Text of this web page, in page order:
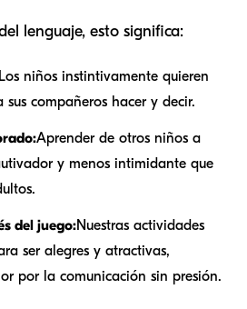
lenguaje, esto significa:
Los niños instintivamente quieren
compañeros hacer y decir.
Aprender de otros niños a
y menos intimidante que
del juego:Nuestras actividades
ser alegres y atractivas,
por la comunicación sin presión.